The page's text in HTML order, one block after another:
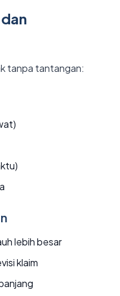
tanpa tantangan:
lebih besar
klaim